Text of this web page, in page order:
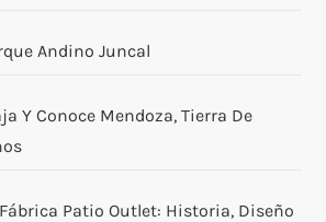
Andino Juncal
Y Conoce Mendoza, Tierra De
Patio Outlet: Historia, Diseño